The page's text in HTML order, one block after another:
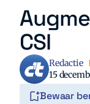
CSI
Redactie
15
Bewaar